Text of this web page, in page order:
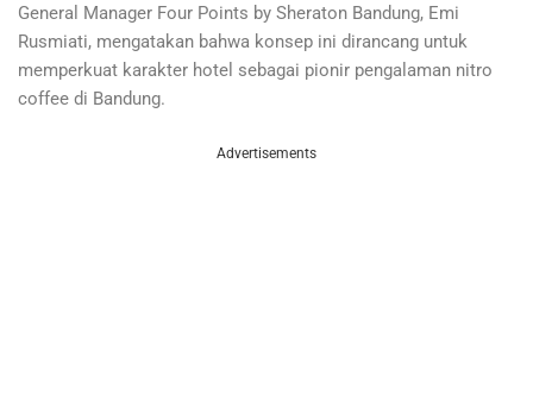
General Manager Four Points by Sheraton Bandung, Emi
Rusmiati, mengatakan bahwa konsep ini dirancang untuk
memperkuat karakter hotel sebagai pionir pengalaman nitro
coffee di Bandung.
Advertisements